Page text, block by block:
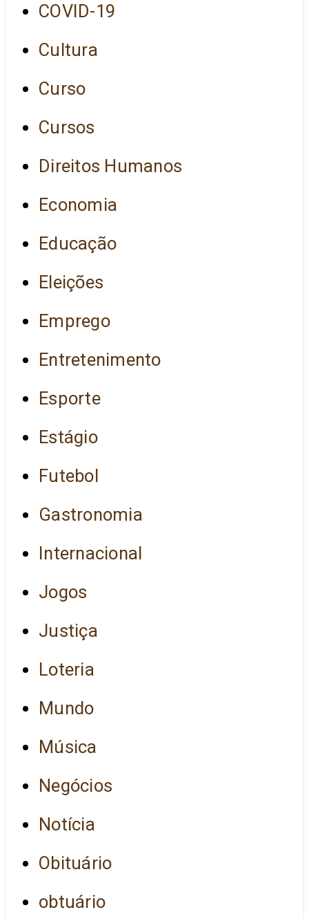
COVID-19
Cultura
Curso
Cursos
Direitos Humanos
Economia
Educação
Eleições
Emprego
Entretenimento
Esporte
Estágio
Futebol
Gastronomia
Internacional
Jogos
Justiça
Loteria
Mundo
Música
Negócios
Notícia
Obituário
obtuário